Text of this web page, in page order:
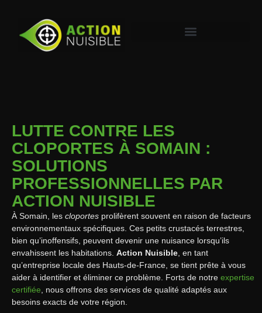
LUTTE CONTRE LES
CLOPORTES À SOMAIN :
SOLUTIONS
PROFESSIONNELLES PAR
ACTION NUISIBLE
À Somain, les cloportes prolifèrent souvent en raison de facteurs
environnementaux spécifiques. Ces petits crustacés terrestres,
bien qu’inoffensifs, peuvent devenir une nuisance lorsqu’ils
envahissent les habitations. Action Nuisible , en tant
qu’entreprise locale des Hauts-de-France, se tient prête à vous
aider à identifier et éliminer ce problème. Forts de notre expertise
certifiée , nous offrons des services de qualité adaptés aux
besoins exacts de votre région.